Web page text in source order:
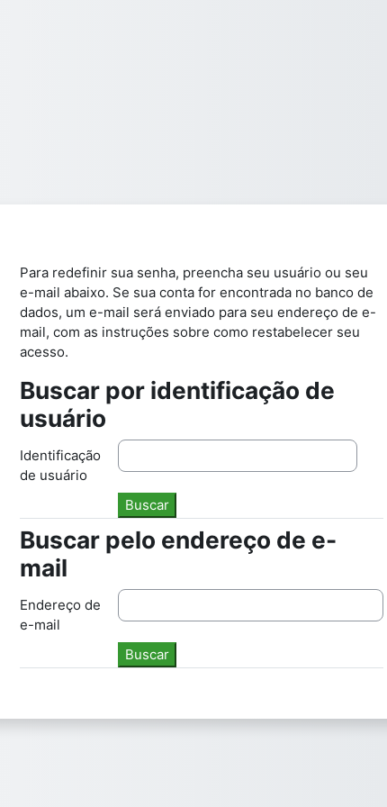
Para redefinir sua senha, preencha seu usuário ou seu
e-mail abaixo. Se sua conta for encontrada no banco de
dados, um e-mail será enviado para seu endereço de e-
mail, com as instruções sobre como restabelecer seu
acesso.
Buscar por identificação de usuário
Buscar por identificação de
usuário
Identificação
de usuário
Buscar pelo endereço de e-mail
Buscar pelo endereço de e-
mail
Endereço de
e-mail